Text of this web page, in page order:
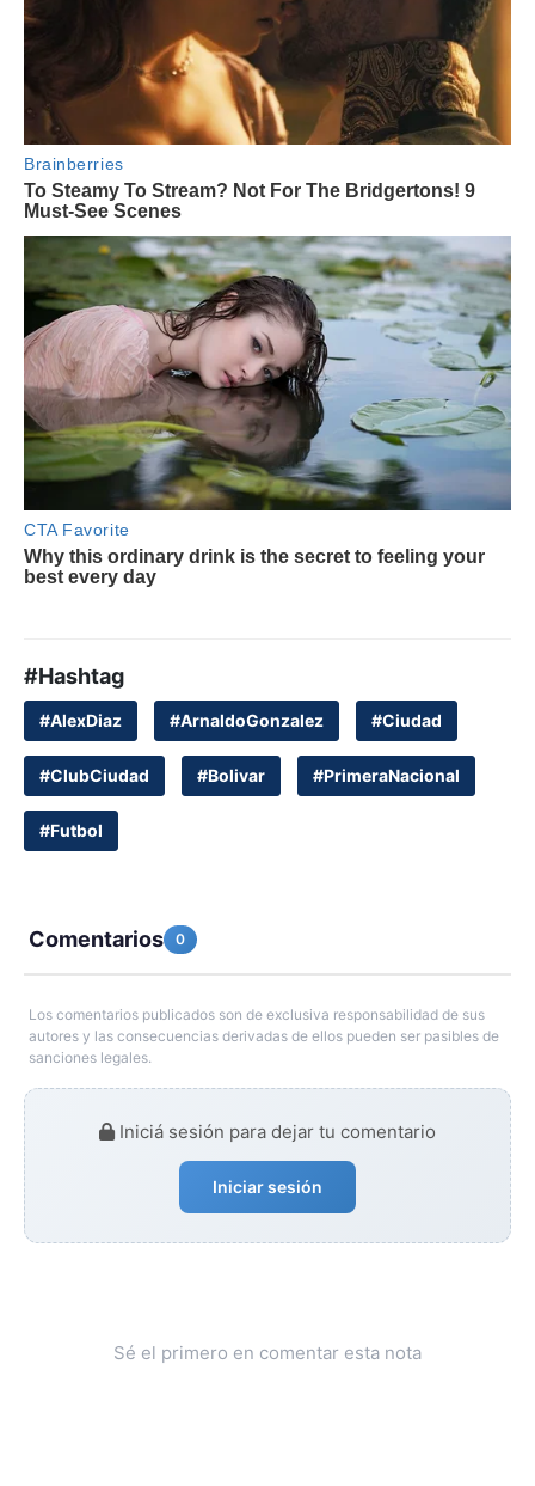
#Hashtag
#AlexDiaz #ArnaldoGonzalez #Ciudad
#ClubCiudad #Bolivar #PrimeraNacional
#Futbol
Comentarios 0
Los comentarios publicados son de exclusiva responsabilidad de sus
autores y las consecuencias derivadas de ellos pueden ser pasibles de
sanciones legales.
Iniciá sesión para dejar tu comentario
Iniciar sesión
Sé el primero en comentar esta nota